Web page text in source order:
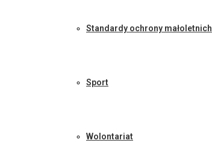
Standardy ochrony małoletnich
Sport
Wolontariat